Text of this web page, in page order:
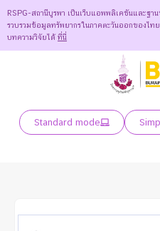
RSPG-สถานีบูรพา เป็นเว็บแอพพลิเคชันและฐ
รวบรวมข้อมูลทรัพยากรในภาคตะวันออกของไท
บทความวิจัยได้ ที่นี่
Standard mode